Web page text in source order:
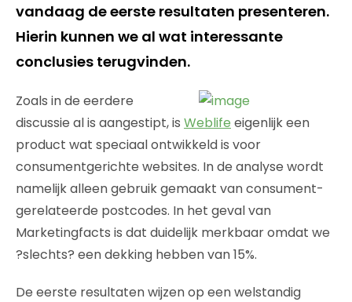
vandaag de eerste resultaten presenteren.
Hierin kunnen we al wat interessante
conclusies terugvinden.
Zoals in de eerdere
discussie al is aangestipt, is Weblife eigenlijk een
product wat speciaal ontwikkeld is voor
consumentgerichte websites. In de analyse wordt
namelijk alleen gebruik gemaakt van consument-
gerelateerde postcodes. In het geval van
Marketingfacts is dat duidelijk merkbaar omdat we
?slechts? een dekking hebben van 15%.
De eerste resultaten wijzen op een welstandig